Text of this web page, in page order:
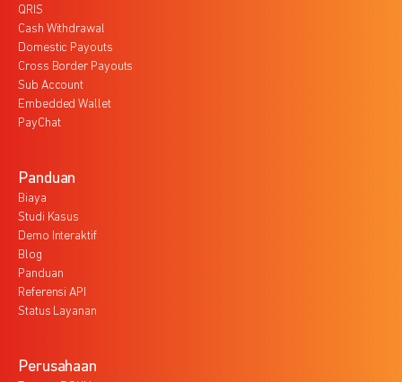
QRIS
Cash Withdrawal
Domestic Payouts
Cross Border Payouts
Sub Account
Embedded Wallet
PayChat
Panduan
Biaya
Studi Kasus
Demo Interaktif
Blog
Panduan
Referensi API
Status Layanan
Perusahaan